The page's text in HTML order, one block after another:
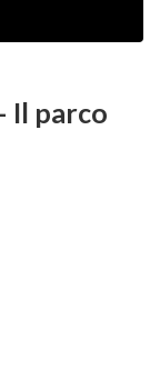
Il parco